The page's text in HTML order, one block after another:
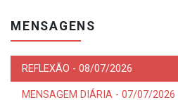
MENSAGENS
REFLEXÃO - 08/07/2026
MENSAGEM DIÁRIA - 07/07/2026